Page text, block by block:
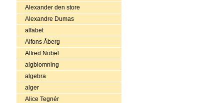
Alexander den store
Alexandre Dumas
alfabet
Alfons Åberg
Alfred Nobel
algblomning
algebra
alger
Alice Tegnér